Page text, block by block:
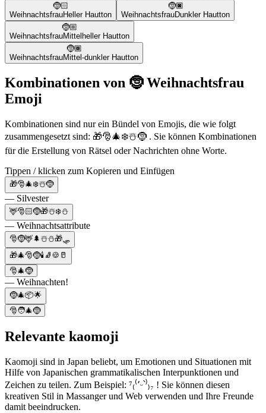
🤶🏻
WeihnachtsfrauHeller Hautton
🤶🏿
WeihnachtsfrauDunkler Hautton
🤶🏼
WeihnachtsfrauMittelheller Hautton
🤶🏾
WeihnachtsfrauMittel-dunkler Hautton
Kombinationen von 🤶 Weihnachtsfrau
Emoji
Kombinationen sind nur ein Bündel von Emojis, die wie folgt
zusammengesetzt sind: 🎁🎅🎄❄️☃️🤶 . Sie können Kombinationen
für die Erstellung von Rätsel oder Nachrichten ohne Worte.
Tippen / klicken zum Kopieren und Einfügen
🎁🎅🎄❄️☃️🤶
— Silvester
🦌🎅🏻🤶🎁☃️❄️⛄
— Weihnachtsattribute
🎅🤶🦌🌲☃️⛄🎁🛷
🎁🎄🎅🤶🕯🧦🍪🥛
🎅🎄🤶
— Weihnachten!
🤶🎄📦🌟
🎅🧑‍🎄🤶
Relevante kaomoji
Kaomoji sind in Japan beliebt, um Emotionen und Situationen mit
Hilfe von Japanischen grammatikalischen Interpunktionen und
Zeichen zu teilen. Zum Beispiel: ⁷₍⁽՚ᵕ՝⁾₎₇ ! Sie können diesen
kreativen Stil in Massanger und Web verwenden und Ihre Freunde
damit beeindrucken.